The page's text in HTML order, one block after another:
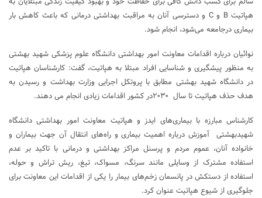
هپاتیت B و C و دسترسی آنان به مراقبت بهداشتی درمانی که باعث کاهش بار
بیماری درجامعه می‌شود، انجام شود.
نوائیان درباره اقدامات معاونت امور بهداشتی دانشگاه علوم پزشکی شهید بهشتی
به منظور پیشگیری و شناسایی افراد مبتلا به هپاتیت، گفت: کارشناسان هپاتیت
در دانشگاه شهید بهشتی مطابق با پروتکل اجرایی وزارت بهداشت و رسیدن به
هدف حذف هپاتیت تا سال ۲۰۳۰در کشور اقدامات زیادی انجام می دهند.
کارشناس مبارزه با بیماری‌های ایدز و هپاتیت معاونت امور بهداشتی دانشگاه
شهیدبهشتی آموزش درباره اهمیت بیماری و راه‌های انتقال آن جهت بیماران و
خانواده آنان، عموم مردم و پرسنل مراکز بهداشتی و درمانی با تاکید بر عدم
استفاده مشترک از وسایلی مانند سرنگ، مسواک، تیغ، ریش تراش و حوله،
استفاده از دستکش در پانسمان زخم‌های بیمار را یکی از اقدامات این معاونت برای
جلوگیری از شیوع هپاتیت عنوان کرد.